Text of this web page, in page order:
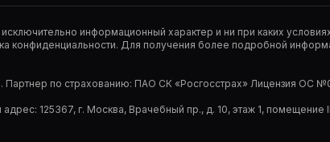
информационный характер и ни при каких
конфиденциальности. Для получения более подробной
по страхованию: ПАО СК «Росгосстрах» Лицензия ОС
125367, г. Москва, Врачебный пр., д. 10, этаж 1,